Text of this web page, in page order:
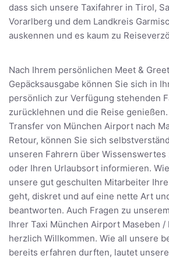
dass sich unsere Taxifahrer in Tirol,
Vorarlberg und dem Landkreis
auskennen und es kaum zu
Nach Ihrem persönlichen Meet &
Gepäcksausgabe können Sie sich in
persönlich zur Verfügung stehenden
zurücklehnen und die Reise
Transfer von München Airport nach
Retour, können Sie sich
unseren Fahrern über Wissenswertes
oder Ihren Urlaubsort informieren.
unsere gut geschulten Mitarbeiter
geht, diskret und auf eine nette Art
beantworten. Auch Fragen zu
Ihrer Taxi München Airport Maseben /
herzlich Willkommen. Wie all unsere
bereits erfahren durften, lautet